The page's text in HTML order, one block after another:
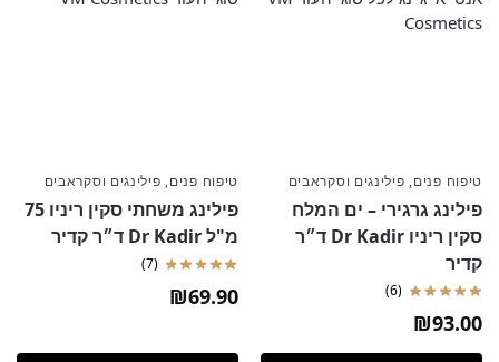
טיפוח פנים, פילינגים וסקראבים
פילינג גרגירי – ים המלח
סקין ריניו Dr Kadir ד״ר
קדיר
(6)
₪93.00
טיפוח פנים, פילינגים וסקראבים
פילינג משחתי סקין ריניו 75
מ"ל Dr Kadir ד״ר קדיר
(7)
₪69.90